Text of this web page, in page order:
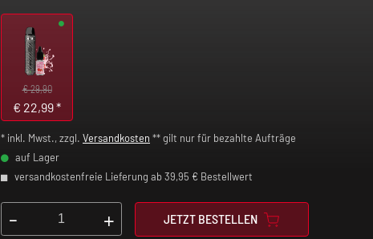
€ 29,90
€ 22,99*
* inkl. Mwst., zzgl. Versandkosten ** gilt nur für bezahlte Aufträge
auf Lager
versandkostenfreie Lieferung ab 39,95 € Bestellwert
- + JETZT BESTELLEN